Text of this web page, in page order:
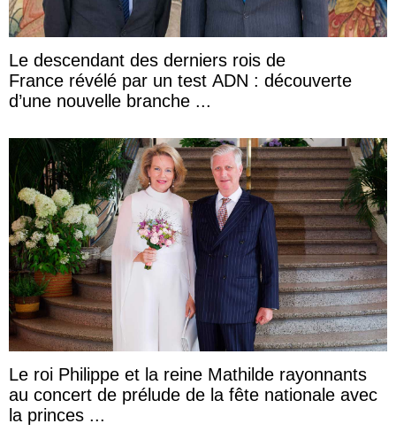
Le descendant des derniers rois de
France révélé par un test ADN : découverte
d’une nouvelle branche ...
Le roi Philippe et la reine Mathilde rayonnants
au concert de prélude de la fête nationale avec
la princes ...